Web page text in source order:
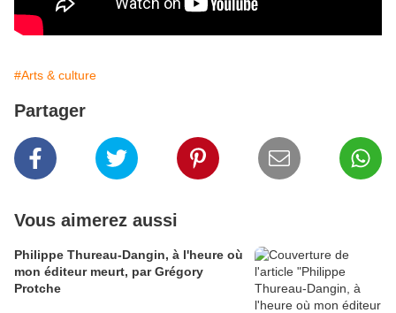
#Arts & culture
Partager
Vous aimerez aussi
Philippe Thureau-Dangin, à l'heure où
mon éditeur meurt, par Grégory
Protche